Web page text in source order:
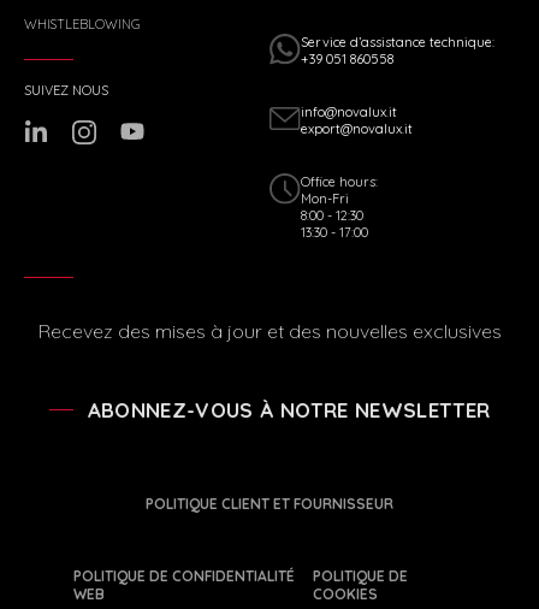
WHISTLEBLOWING
Service d’assistance technique:
+39 051 860558
info@novalux.it
export@novalux.it
Office hours:
Mon-Fri
8:00 - 12:30
13:30 - 17:00
SUIVEZ NOUS
Recevez des mises à jour et des nouvelles exclusives
ABONNEZ-VOUS À NOTRE NEWSLETTER
POLITIQUE CLIENT ET FOURNISSEUR
POLITIQUE DE CONFIDENTIALITÉ
WEB
POLITIQUE DE
COOKIES